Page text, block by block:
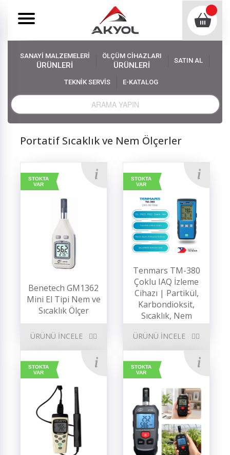
SANAYİ MALZEMELERİ
ÜRÜNLERİ
ÖLÇÜM CİHAZLARI
ÜRÜNLERİ
SATIN AL
TEKNİK SERVİS E-KATALOG
Akyol Ölçüm Cihazları
Nem Ölçer, Higrometre Çeşitleri
Portatif Sıcaklık ve Nem Ölçerler
Portatif Sıcaklık ve Nem Ölçerler
STOKTA
VAR
Benetech GM1362
Mini El Tipi Nem ve
Sıcaklık Ölçer
ÜRÜNÜ İNCELE
STOKTA
VAR
Tenmars TM-380
Çoklu IAQ İzleme
Cihazı | Partikül,
Karbondioksit,
Sıcaklık, Nem
ÜRÜNÜ İNCELE
STOKTA
VAR
STOKTA
VAR